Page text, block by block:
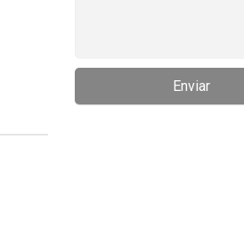
Enviar